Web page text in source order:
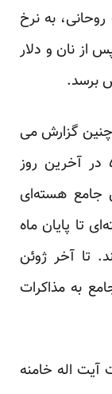
به نرخ
از نان و دلار
برسد.
چنین گزارش می
دهد: “وزیران خارجه ایران و گروه ۱+۵ در آخرین روز
جامع هسته‌ای
تا پایان ماه
تمدید کنند. تا آخر ژوئن
به مذاکرات
اله خامنه